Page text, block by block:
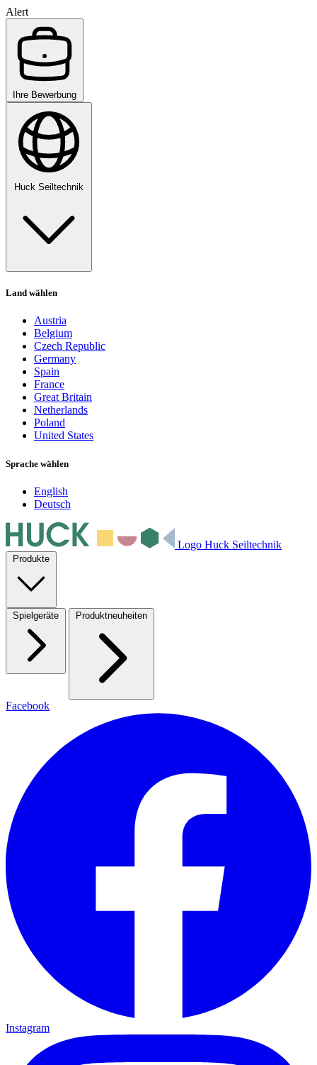
Alert
Ihre Bewerbung
Huck Seiltechnik
Land wählen
Austria
Belgium
Czech Republic
Germany
Spain
France
Great Britain
Netherlands
Poland
United States
Sprache wählen
English
Deutsch
Logo Huck Seiltechnik
Produkte
Spielgeräte Produktneuheiten
Facebook
Instagram